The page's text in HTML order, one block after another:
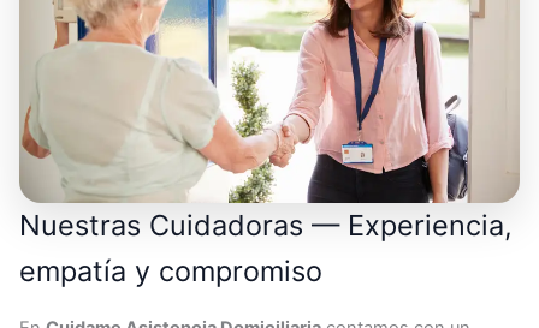
Nuestras Cuidadoras — Experiencia,
empatía y compromiso